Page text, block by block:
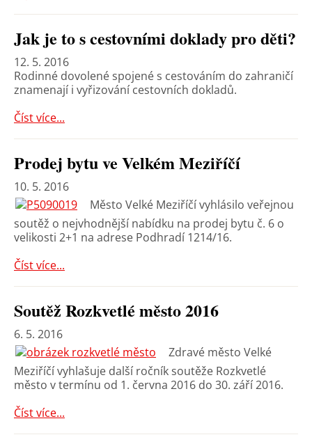
Jak je to s cestovními doklady pro děti?
12. 5. 2016
Rodinné dovolené spojené s cestováním do zahraničí
znamenají i vyřizování cestovních dokladů.
Číst více...
Prodej bytu ve Velkém Meziříčí
10. 5. 2016
Město Velké Meziříčí vyhlásilo veřejnou
soutěž o nejvhodnější nabídku na prodej bytu č. 6 o
velikosti 2+1 na adrese Podhradí 1214/16.
Číst více...
Soutěž Rozkvetlé město 2016
6. 5. 2016
Zdravé město Velké
Meziříčí vyhlašuje další ročník soutěže Rozkvetlé
město v termínu od 1. června 2016 do 30. září 2016.
Číst více...